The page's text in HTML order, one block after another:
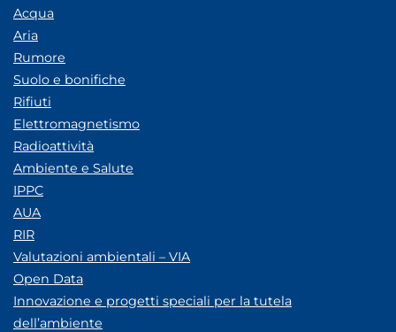
Acqua
Aria
Rumore
Suolo e bonifiche
Rifiuti
Elettromagnetismo
Radioattività
Ambiente e Salute
IPPC
AUA
RIR
Valutazioni ambientali – VIA
Open Data
Innovazione e progetti speciali per la tutela
dell’ambiente